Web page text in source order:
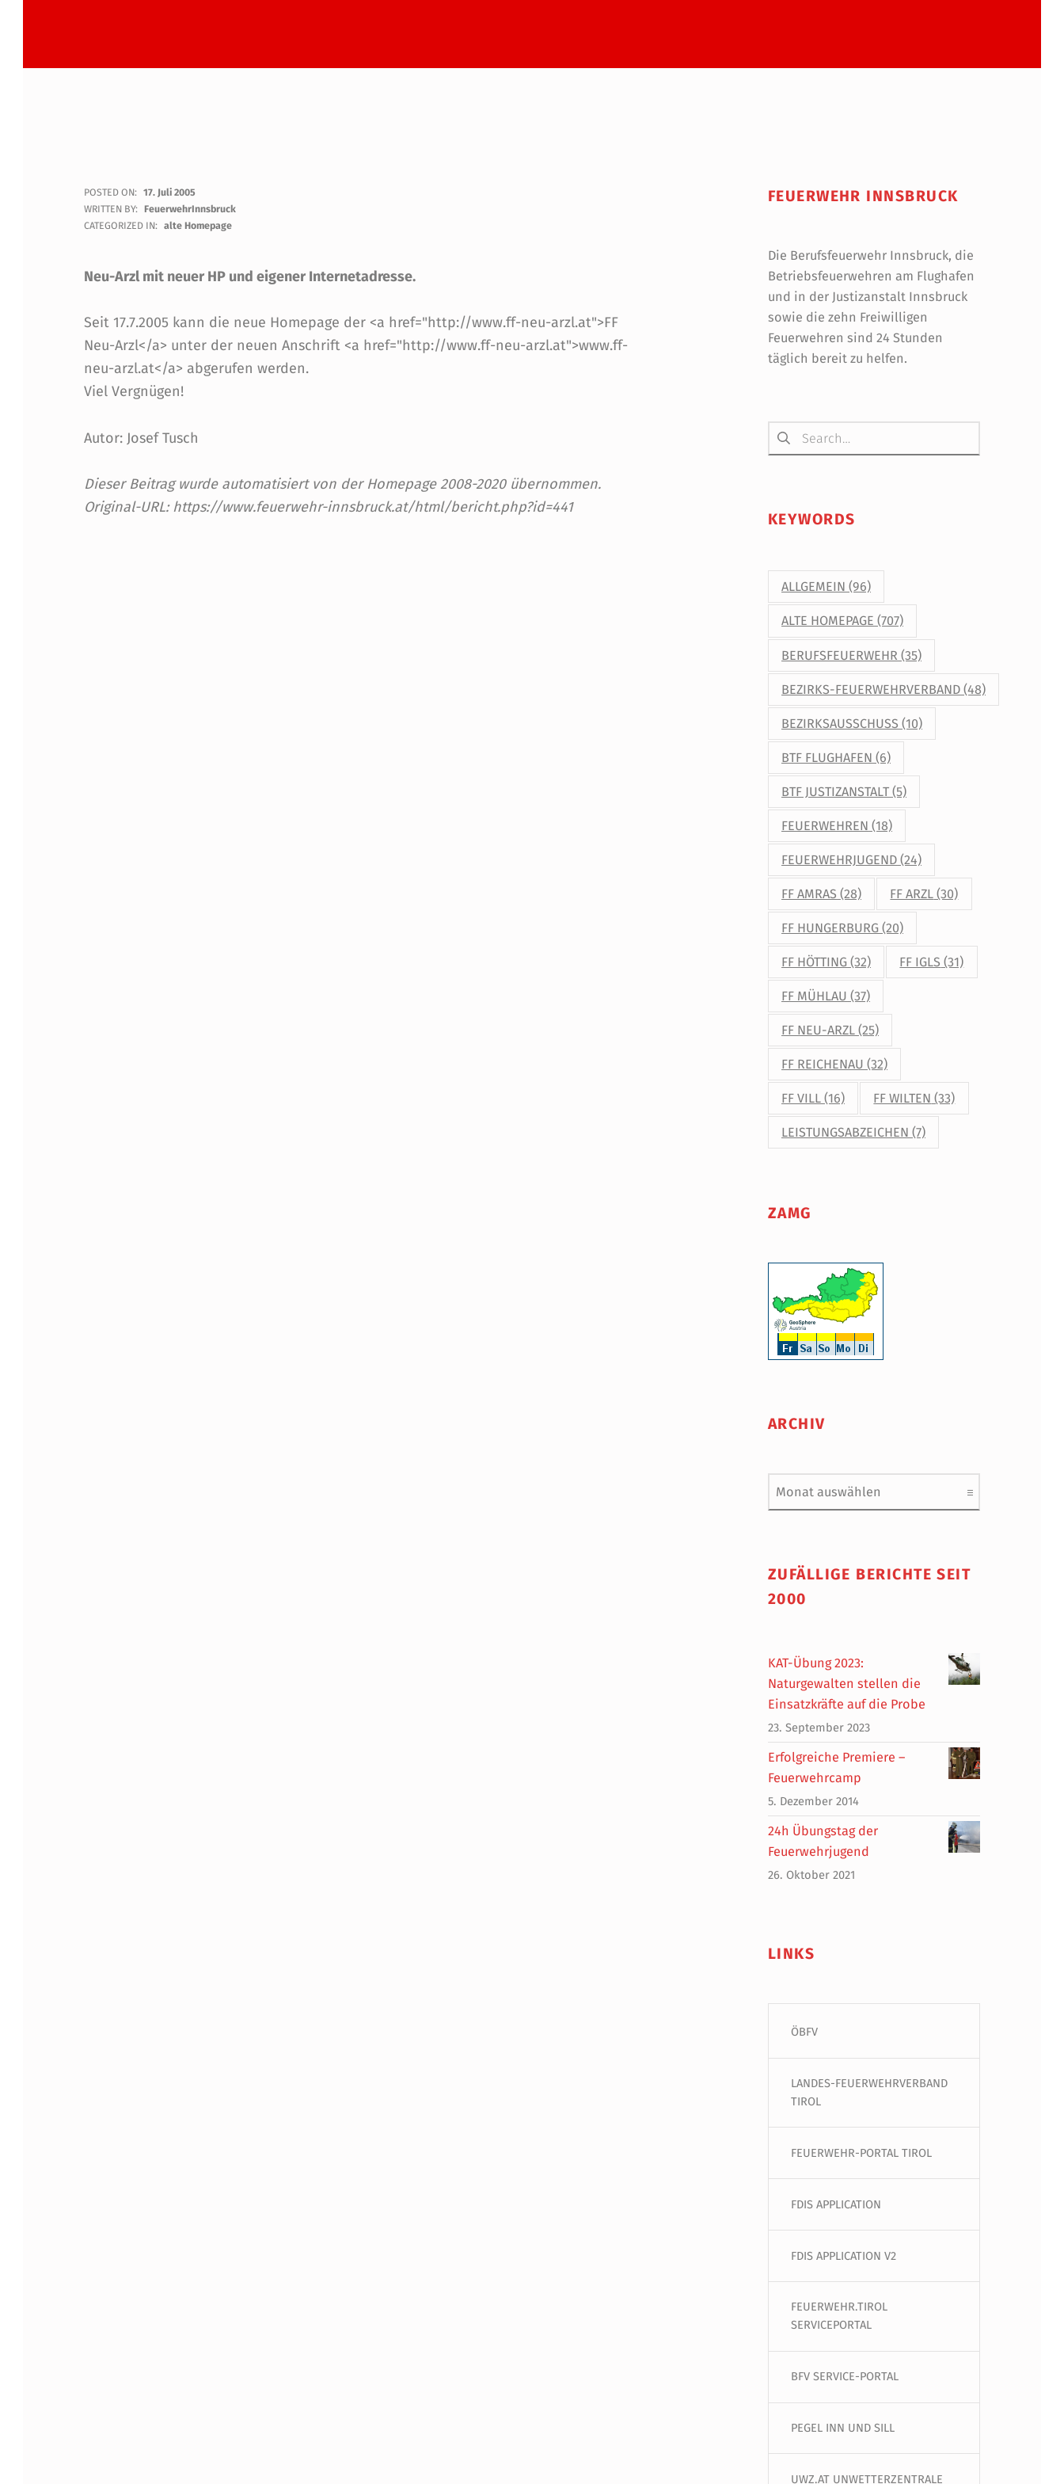
H
O
M
E
P
A
E
N
E
POSTED ON: 17. Juli 2005
WRITTEN BY: FeuerwehrInnsbruck
CATEGORIZED IN: alte Homepage
Neu-Arzl mit neuer HP und eigener Internetadresse.
Seit 17.7.2005 kann die neue Homepage der <a href="http://www.ff-neu-arzl.at">FF
Neu-Arzl</a> unter der neuen Anschrift <a href="http://www.ff-neu-arzl.at">www.ff-
neu-arzl.at</a> abgerufen werden.
Viel Vergnügen!
Autor: Josef Tusch
Dieser Beitrag wurde automatisiert von der Homepage 2008-2020 übernommen.
Original-URL: https://www.feuerwehr-innsbruck.at/html/bericht.php?id=441
FEUERWEHR INNSBRUCK
Die Berufsfeuerwehr Innsbruck, die
Betriebsfeuerwehren am Flughafen
und in der Justizanstalt Innsbruck
sowie die zehn Freiwilligen
Feuerwehren sind 24 Stunden
täglich bereit zu helfen.
Suchen nach:
KEYWORDS
ALLGEMEIN (96)
ALTE HOMEPAGE (707)
BERUFSFEUERWEHR (35)
BEZIRKS-FEUERWEHRVERBAND (48)
BEZIRKSAUSSCHUSS (10)
BTF FLUGHAFEN (6)
BTF JUSTIZANSTALT (5)
FEUERWEHREN (18)
FEUERWEHRJUGEND (24)
FF AMRAS (28) FF ARZL (30)
FF HUNGERBURG (20)
FF HÖTTING (32) FF IGLS (31)
FF MÜHLAU (37)
FF NEU-ARZL (25)
FF REICHENAU (32)
FF VILL (16) FF WILTEN (33)
LEISTUNGSABZEICHEN (7)
ZAMG
ARCHIV
Archiv
ZUFÄLLIGE BERICHTE SEIT
2000
KAT-Übung 2023:
Naturgewalten stellen die
Einsatzkräfte auf die Probe
23. September 2023
Erfolgreiche Premiere –
Feuerwehrcamp
5. Dezember 2014
24h Übungstag der
Feuerwehrjugend
26. Oktober 2021
LINKS
ÖBFV
LANDES-FEUERWEHRVERBAND
TIROL
FEUERWEHR-PORTAL TIROL
FDIS APPLICATION
FDIS APPLICATION V2
FEUERWEHR.TIROL
SERVICEPORTAL
BFV SERVICE-PORTAL
PEGEL INN UND SILL
UWZ.AT UNWETTERZENTRALE